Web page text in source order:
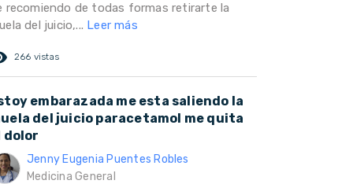
recomiendo de todas formas retirarte la
del juicio,... Leer más
266 vistas
embarazada me esta saliendo la
del juicio paracetamol me quita
dolor
Jenny Eugenia Puentes Robles
Medicina General